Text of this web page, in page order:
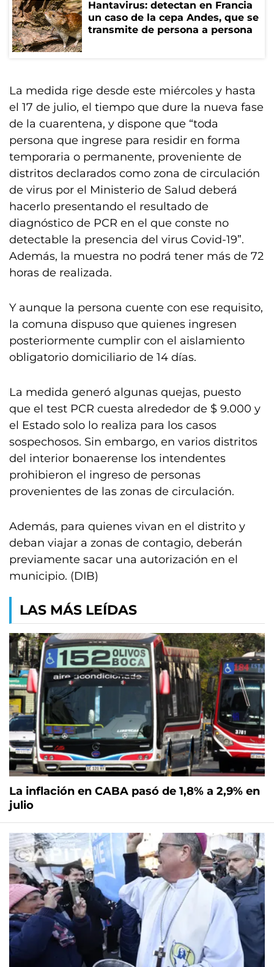
Hantavirus: detectan en Francia
un caso de la cepa Andes, que se
transmite de persona a persona
La medida rige desde este miércoles y hasta
el 17 de julio, el tiempo que dure la nueva fase
de la cuarentena, y dispone que “toda
persona que ingrese para residir en forma
temporaria o permanente, proveniente de
distritos declarados como zona de circulación
de virus por el Ministerio de Salud deberá
hacerlo presentando el resultado de
diagnóstico de PCR en el que conste no
detectable la presencia del virus Covid-19”.
Además, la muestra no podrá tener más de 72
horas de realizada.
Y aunque la persona cuente con ese requisito,
la comuna dispuso que quienes ingresen
posteriormente cumplir con el aislamiento
obligatorio domiciliario de 14 días.
La medida generó algunas quejas, puesto
que el test PCR cuesta alrededor de $ 9.000 y
el Estado solo lo realiza para los casos
sospechosos. Sin embargo, en varios distritos
del interior bonaerense los intendentes
prohibieron el ingreso de personas
provenientes de las zonas de circulación.
Además, para quienes vivan en el distrito y
deban viajar a zonas de contagio, deberán
previamente sacar una autorización en el
municipio. (DIB)
LAS MÁS LEÍDAS
La inflación en CABA pasó de 1,8% a 2,9% en
julio